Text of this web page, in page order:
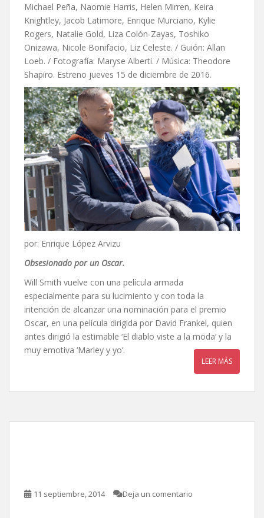
Michael Peña, Naomie Harris, Helen Mirren, Keira
Knightley, Jacob Latimore, Enrique Murciano, Kylie
Rogers, Natalie Gold, Liza Colón-Zayas, Toshiko
Onizawa, Nicole Bonifacio, Liz Celeste. / Guión: Allan
Loeb. / Fotografía: Maryse Alberti. / Música: Theodore
Shapiro. Estreno jueves 15 de diciembre de 2016.
por: Enrique López Arvizu
Obsesionado por un Oscar.
Will Smith vuelve con una película armada
especialmente para su lucimiento y con toda la
intención de alcanzar una nominación para el premio
Oscar, en una película dirigida por David Frankel, quien
antes dirigió la estimable ‘El diablo viste a la moda’ y la
muy emotiva ‘Marley y yo’.
LEER MÁS
11 septiembre, 2014 Deja un comentario